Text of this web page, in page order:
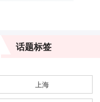
话题标签
上海